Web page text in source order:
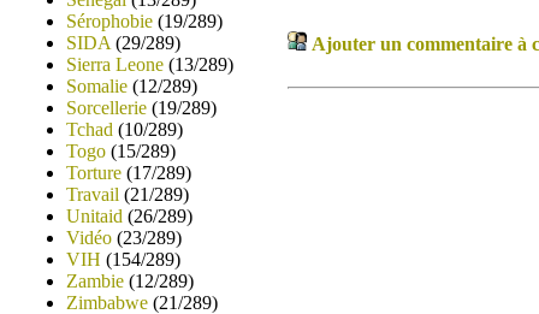
Sérophobie (19/289)
SIDA (29/289)
Sierra Leone (13/289)
Somalie (12/289)
Sorcellerie (19/289)
Tchad (10/289)
Togo (15/289)
Torture (17/289)
Travail (21/289)
Unitaid (26/289)
Vidéo (23/289)
VIH (154/289)
Zambie (12/289)
Zimbabwe (21/289)
Ajouter un commentaire à